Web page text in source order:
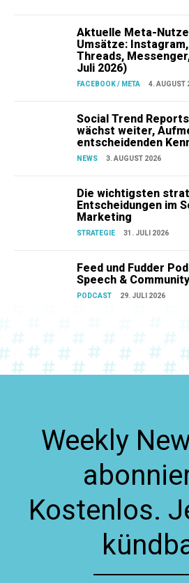
Aktuelle Meta-
Umsätze:
Threads,
Juli 2026)
FACEBOOK / META 4. AUGUST
Social Trend
wächst weiter,
entscheidenden
NEWS 3. AUGUST 2026
Die wichtigsten
Entscheidungen im
Marketing
STRATEGIE 31. JULI 2026
Feed und Fudder
Speech &
PODCAST 29. JULI 2026
Weekly
Kostenlos.